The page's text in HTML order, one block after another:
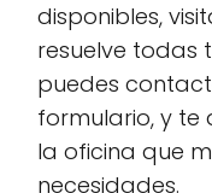
disponibles,
resuelve todas
puedes
formulario, y
la oficina que
necesidades.